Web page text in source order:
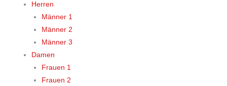
Herren
Männer 1
Männer 2
Männer 3
Damen
Frauen 1
Frauen 2